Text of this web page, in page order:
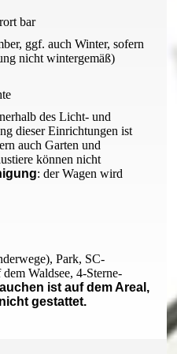
bar
ggf. auch Winter, sofern
nicht wintergemäß)
des Licht- und
dieser Einrichtungen ist
auch Garten und
können nicht
: der Wagen wird
Park, SC-
Waldsee, 4-Sterne-
ist auf dem Areal,
gestattet.